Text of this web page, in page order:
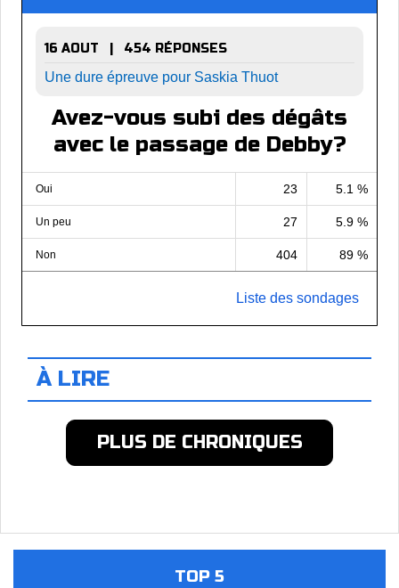
16 AOUT | 454 RÉPONSES
Une dure épreuve pour Saskia Thuot
Avez-vous subi des dégâts
avec le passage de Debby?
Oui 23 5.1 %
Un peu 27 5.9 %
Non 404 89 %
Liste des sondages
À LIRE
PLUS DE CHRONIQUES
TOP 5